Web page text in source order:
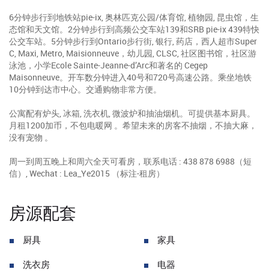
6分钟步行到地铁站pie-ix, 奥林匹克公园/体育馆, 植物园, 昆虫馆，生
态馆和天文馆。2分钟步行到高频公交车站139和SRB pie-ix 439特快
公交车站。5分钟步行到Ontario步行街, 银行, 药店，西人超市Super
C, Maxi, Metro, Maisionneuve，幼儿园, CLSC, 社区图书馆，社区游
泳池，小学Ecole Sainte-Jeanne-d’Arc和著名的 Cegep
Maisonneuve。开车数分钟进入40号和720号高速公路。乘坐地铁
10分钟到达市中心。交通购物非常方便。
公寓配有炉头, 冰箱, 洗衣机, 微波炉和抽油烟机。可提供基本厨具。
月租1200加币，不包电暖网 。希望未来的房客不抽烟，不抽大麻，
没有宠物 。
周一到周五晚上和周六全天可看房，联系电话 : 438 878 6988（短
信）, Wechat : Lea_Ye2015 （标注-租房）
房源配套
厨具 家具
洗衣房 电器